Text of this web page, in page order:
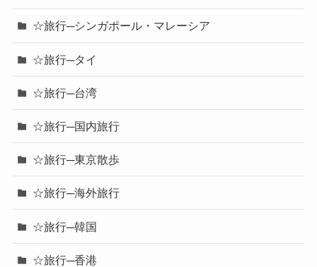
☆旅行─シンガポール・マレーシア
☆旅行─タイ
☆旅行─台湾
☆旅行─国内旅行
☆旅行─東京散歩
☆旅行─海外旅行
☆旅行─韓国
☆旅行─香港